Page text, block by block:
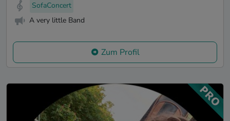
SofaConcert
A very little Band
Zum Profil